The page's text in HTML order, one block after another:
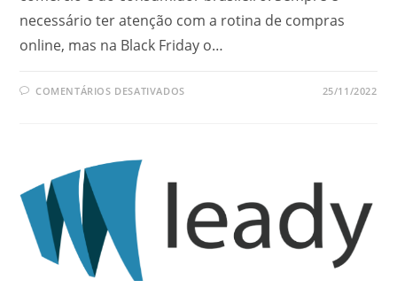
necessário ter atenção com a rotina de compras
online, mas na Black Friday o…
COMENTÁRIOS DESATIVADOSEM 25/11/2022